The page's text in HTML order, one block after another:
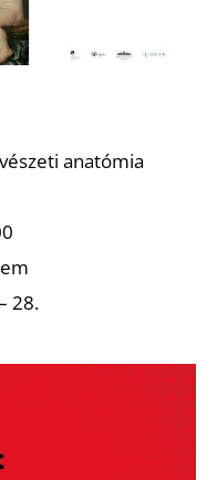
anatómia
28.